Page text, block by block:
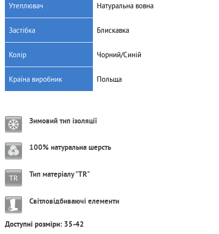
Утеплювач Натуральна вовна
Застібка Блискавка
Колір Чорний/Синій
Країна виробник Польща
Зимовий тип ізоляції
100% натуральна шерсть
Тип матеріалу "TR"
Світловідбиваючі елементи
Доступні розміри: 35-42